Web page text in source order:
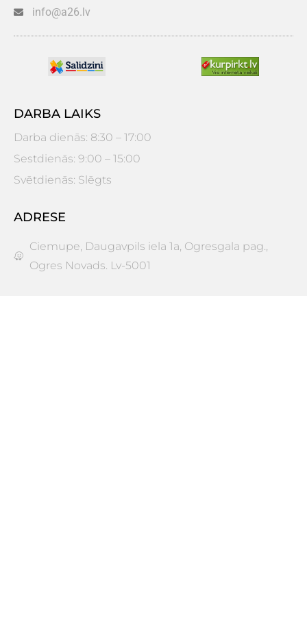
info@a26.lv
DARBA LAIKS
Darba dienās: 8:30 – 17:00
Sestdienās: 9:00 – 15:00
Svētdienās: Slēgts
ADRESE
Ciemupe, Daugavpils iela 1a, Ogresgala pag.,
Ogres Novads. Lv-5001